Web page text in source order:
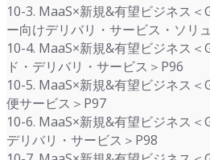
10-3. MaaS×新規&有望ビジネス
ー向けデリバリ・サービス・ソリ
10-4. MaaS×新規&有望ビジネス
ド・デリバリ・サービス＞P96
10-5. MaaS×新規&有望ビジネス
便サービス＞P97
10-6. MaaS×新規&有望ビジネス
デリバリ・サービス＞P98